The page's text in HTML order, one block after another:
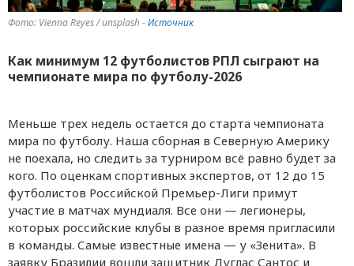
Фото: Vienna Reyes / unsplash -Источник
Как минимум 12 футболистов РПЛ сыграют на
чемпионате мира по футболу-2026
Меньше трех недель остается до старта чемпионата
мира по футболу. Наша сборная в Северную Америку
не поехала, но следить за турниром всё равно будет за
кого. По оценкам спортивных экспертов, от 12 до 15
футболистов Российской Премьер-Лиги примут
участие в матчах мундиаля. Все они — легионеры,
которых российские клубы в разное время пригласили
в команды. Самые известные имена — у «Зенита». В
заявку Бразилии вошли защитник Дуглас Сантос и